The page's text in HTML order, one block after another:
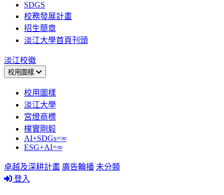
SDGS
校務發展計畫
招生簡章
淡江大學首頁刊頭
淡江校徽
校用圖樣
校用圖樣
淡江大學
宮燈商標
樸實剛毅
AI+SDGs=∞
ESG+AI=∞
卓越及深耕計畫 廣告輪播 未分類
登入